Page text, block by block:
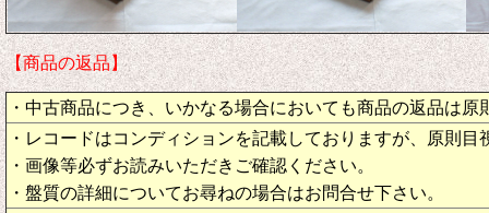
【商品の返品】
・中古商品につき、いかなる場合においても商品の返品は原
・レコードはコンディションを記載しておりますが、原則目
・画像等必ずお読みいただきご確認ください。
・盤質の詳細についてお尋ねの場合はお問合せ下さい。